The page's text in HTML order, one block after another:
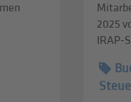
2025
IRAP-